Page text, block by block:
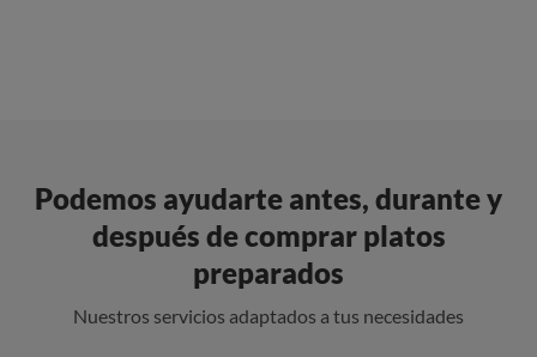
Podemos ayudarte antes, durante y
después de comprar platos
preparados
Nuestros servicios adaptados a tus necesidades